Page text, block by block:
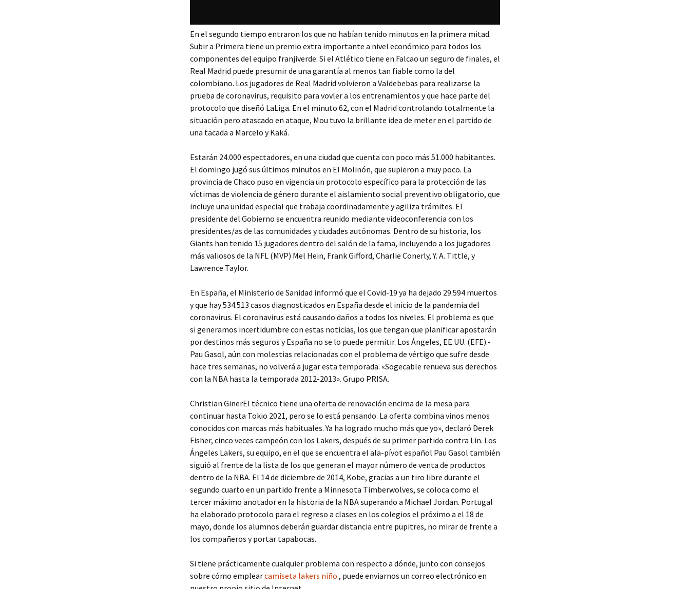
En el segundo tiempo entraron los que no habían tenido minutos en la primera mitad.
Subir a Primera tiene un premio extra importante a nivel económico para todos los
componentes del equipo franjiverde. Si el Atlético tiene en Falcao un seguro de finales, el
Real Madrid puede presumir de una garantía al menos tan fiable como la del
colombiano. Los jugadores de Real Madrid volvieron a Valdebebas para realizarse la
prueba de coronavirus, requisito para vovler a los entrenamientos y que hace parte del
protocolo que diseñó LaLiga. En el minuto 62, con el Madrid controlando totalmente la
situación pero atascado en ataque, Mou tuvo la brillante idea de meter en el partido de
una tacada a Marcelo y Kaká.
Estarán 24.000 espectadores, en una ciudad que cuenta con poco más 51.000 habitantes.
El domingo jugó sus últimos minutos en El Molinón, que supieron a muy poco. La
provincia de Chaco puso en vigencia un protocolo específico para la protección de las
víctimas de violencia de género durante el aislamiento social preventivo obligatorio, que
incluye una unidad especial que trabaja coordinadamente y agiliza trámites. El
presidente del Gobierno se encuentra reunido mediante videoconferencia con los
presidentes/as de las comunidades y ciudades autónomas. Dentro de su historia, los
Giants han tenido 15 jugadores dentro del salón de la fama, incluyendo a los jugadores
más valiosos de la NFL (MVP) Mel Hein, Frank Gifford, Charlie Conerly, Y. A. Tittle, y
Lawrence Taylor.
En España, el Ministerio de Sanidad informó que el Covid-19 ya ha dejado 29.594 muertos
y que hay 534.513 casos diagnosticados en España desde el inicio de la pandemia del
coronavirus. El coronavirus está causando daños a todos los niveles. El problema es que
si generamos incertidumbre con estas noticias, los que tengan que planificar apostarán
por destinos más seguros y España no se lo puede permitir. Los Ángeles, EE.UU. (EFE).-
Pau Gasol, aún con molestias relacionadas con el problema de vértigo que sufre desde
hace tres semanas, no volverá a jugar esta temporada. «Sogecable renueva sus derechos
con la NBA hasta la temporada 2012-2013». Grupo PRISA.
Christian GinerEl técnico tiene una oferta de renovación encima de la mesa para
continuar hasta Tokio 2021, pero se lo está pensando. La oferta combina vinos menos
conocidos con marcas más habituales. Ya ha logrado mucho más que yo», declaró Derek
Fisher, cinco veces campeón con los Lakers, después de su primer partido contra Lin. Los
Ángeles Lakers, su equipo, en el que se encuentra el ala-pívot español Pau Gasol también
siguió al frente de la lista de los que generan el mayor número de venta de productos
dentro de la NBA. El 14 de diciembre de 2014, Kobe, gracias a un tiro libre durante el
segundo cuarto en un partido frente a Minnesota Timberwolves, se coloca como el
tercer máximo anotador en la historia de la NBA superando a Michael Jordan. Portugal
ha elaborado protocolo para el regreso a clases en los colegios el próximo a el 18 de
mayo, donde los alumnos deberán guardar distancia entre pupitres, no mirar de frente a
los compañeros y portar tapabocas.
Si tiene prácticamente cualquier problema con respecto a dónde, junto con consejos
sobre cómo emplearcamiseta lakers niño , puede enviarnos un correo electrónico en